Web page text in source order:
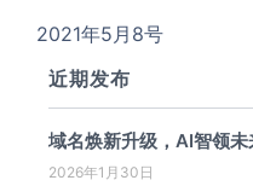
2021年5月8号
近期发布
域名焕新升级，AI智领未
2026年1月30日